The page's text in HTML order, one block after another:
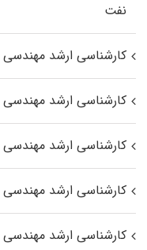
نفت
کارشناسی ارشد مهندسی
کارشناسی ارشد
کارشناسی ارشد
کارشناسی ارشد مهندسی
کارشناسی ارشد